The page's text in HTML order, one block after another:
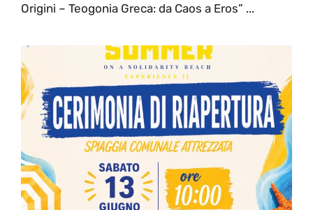
Origini – Teogonia Greca: da Caos a Eros” ...